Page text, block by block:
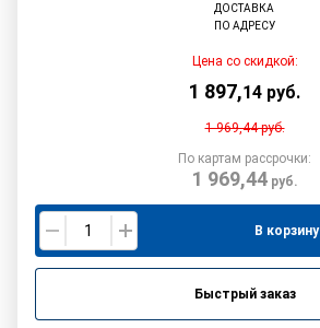
ДОСТАВКА
ПО АДРЕСУ
Цена со скидкой:
1 897,14 руб.
1 969,44руб.
По картам рассрочки:
1 969,44руб.
В корзину
Быстрый заказ